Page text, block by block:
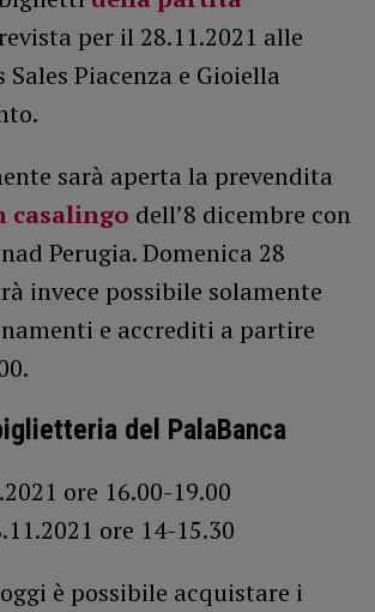
per il 28.11.2021 alle
Sales Piacenza e Gioiella
sarà aperta la prevendita
casalingo dell’8 dicembre con
Perugia. Domenica 28
invece possibile solamente
e accrediti a partire
del PalaBanca
ore 16.00-19.00
ore 14-15.30
è possibile acquistare i